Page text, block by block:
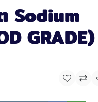
Sodium
GRADE)